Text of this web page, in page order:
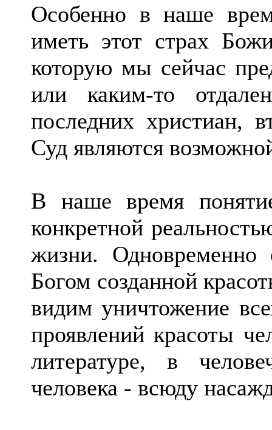
Особенно в наше
иметь этот страх
которую мы сейчас
или каким-то
последних христиан,
Суд являются
В наше время
конкретной
жизни.
Богом созданной
видим уничтожение
проявлений красоты
литературе, в
человека - всюду